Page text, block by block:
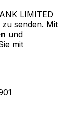
LIMITED
senden. Mit
und
mit